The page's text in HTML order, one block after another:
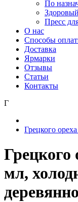
По
Пресс
О нас
Способы
Доставка
Ярмарки
Отзывы
Статьи
Контакты
Г
Грецкого
Грецкого
мл,